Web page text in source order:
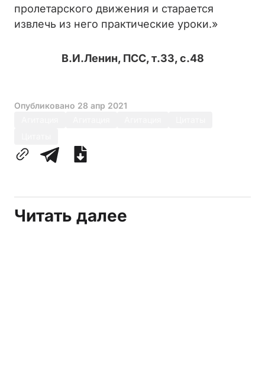
пролетарского движения и старается
извлечь из него практические уроки.»
В.И.Ленин, ПСС, т.33, с.48
Опубликовано 28 апр 2021
Читать далее